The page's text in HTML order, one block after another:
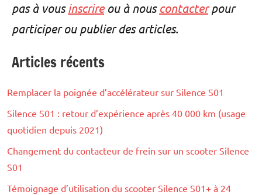
pas à vousinscrireou à nous contacterpour
participer ou publier des articles.
Articles récents
Remplacer la poignée d’accélérateur sur Silence S01
Silence S01 : retour d’expérience après 40 000 km (usage
quotidien depuis 2021)
Changement du contacteur de frein sur un scooter Silence
S01
Témoignage d’utilisation du scooter Silence S01+ à 24